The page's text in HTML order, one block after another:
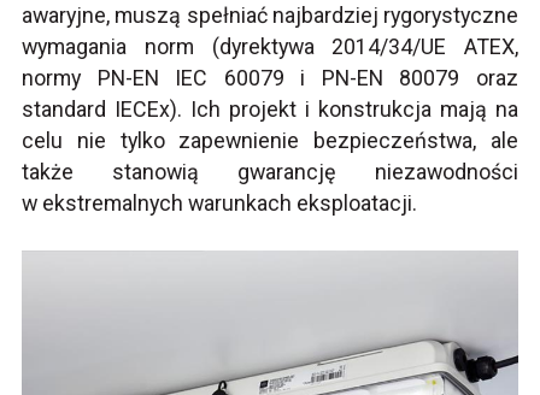
awaryjne, muszą spełniać najbardziej rygorystyczne
wymagania norm (dyrektywa 2014/34/UE ATEX,
normy PN-EN IEC 60079 i PN-EN 80079 oraz
standard IECEx). Ich projekt i konstrukcja mają na
celu nie tylko zapewnienie bezpieczeństwa, ale
także stanowią gwarancję niezawodności
w ekstremalnych warunkach eksploatacji.